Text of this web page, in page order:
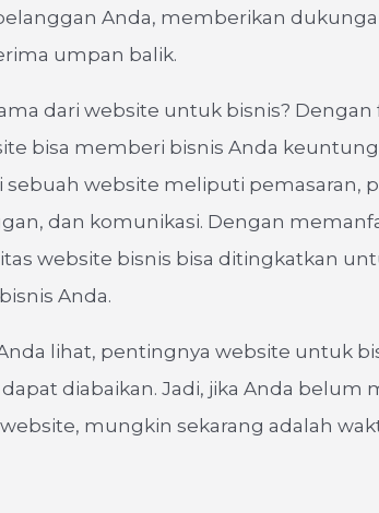
Anda, memberikan
umpan balik.
dari website untuk bisnis? Dengan
bisa memberi bisnis Anda
sebuah website meliputi pemasaran,
dan komunikasi. Dengan
website bisnis bisa ditingkatkan
Anda.
lihat, pentingnya website untuk
diabaikan. Jadi, jika Anda belum
mungkin sekarang adalah